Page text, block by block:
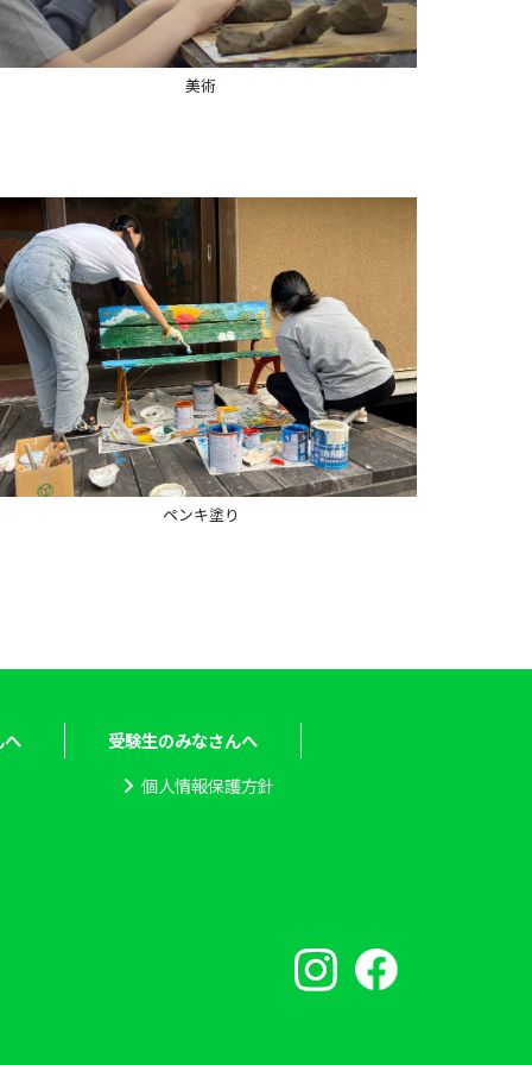
美術
ペンキ塗り
へ
受験生のみなさんへ
個人情報保護方針